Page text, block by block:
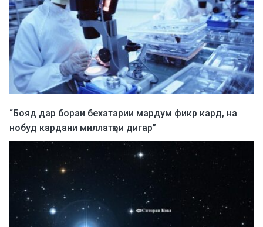
“Бояд дар бораи бехатарии мардум фикр кард, на
нобуд кардани миллатҳои дигар”